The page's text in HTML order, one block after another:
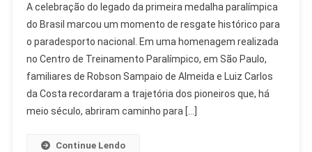
Da
Primeira
Medalha
Paralímpica
Do
Brasil
Celebrado
A celebração do legado da primeira medalha paralímpica
do Brasil marcou um momento de resgate histórico para
o paradesporto nacional. Em uma homenagem realizada
no Centro de Treinamento Paralímpico, em São Paulo,
familiares de Robson Sampaio de Almeida e Luiz Carlos
da Costa recordaram a trajetória dos pioneiros que, há
meio século, abriram caminho para […]
Continue Lendo